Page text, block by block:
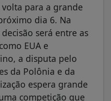
para a grande
dia 6. Na
será entre as
EUA e
a disputa pelo
da Polônia e da
espera grande
competição que